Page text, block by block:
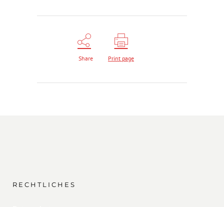
Share Print page
RECHTLICHES